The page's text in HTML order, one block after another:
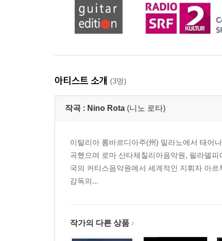
아티스트 소개 (3명)
작곡 : Nino Rota (니노 로타)
이탈리아 롬바르디아주(州) 밀라노에서 태어
곡했으며 로마 산타체칠리아음악원, 필라델
국의 커티스음악원에서 세계적인 지휘자 아
감독의...
작가의 다른 상품